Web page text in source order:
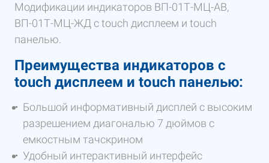
Модификации индикаторов ВП-01Т-МЦ-АВ,
ВП-01Т-МЦ-ЖД с touch дисплеем и touch
панелью.
Преимущества индикаторов с
touch дисплеем и touch панелью:
Большой информативный дисплей с высоким
разрешением диагональю 7 дюймов с
емкостным тачскрином
Удобный интерактивный интерфейс